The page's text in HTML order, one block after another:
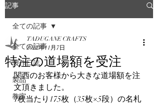
記事
全ての記事
製作日誌
製品
教室
全ての記事
特注の道場額を受注
TADUGANE CRAFTS
2022年11月7日
関西のお客様から大きな道場額を注
文頂きました。
1枚当たり175枚（35枚×5段）の名札